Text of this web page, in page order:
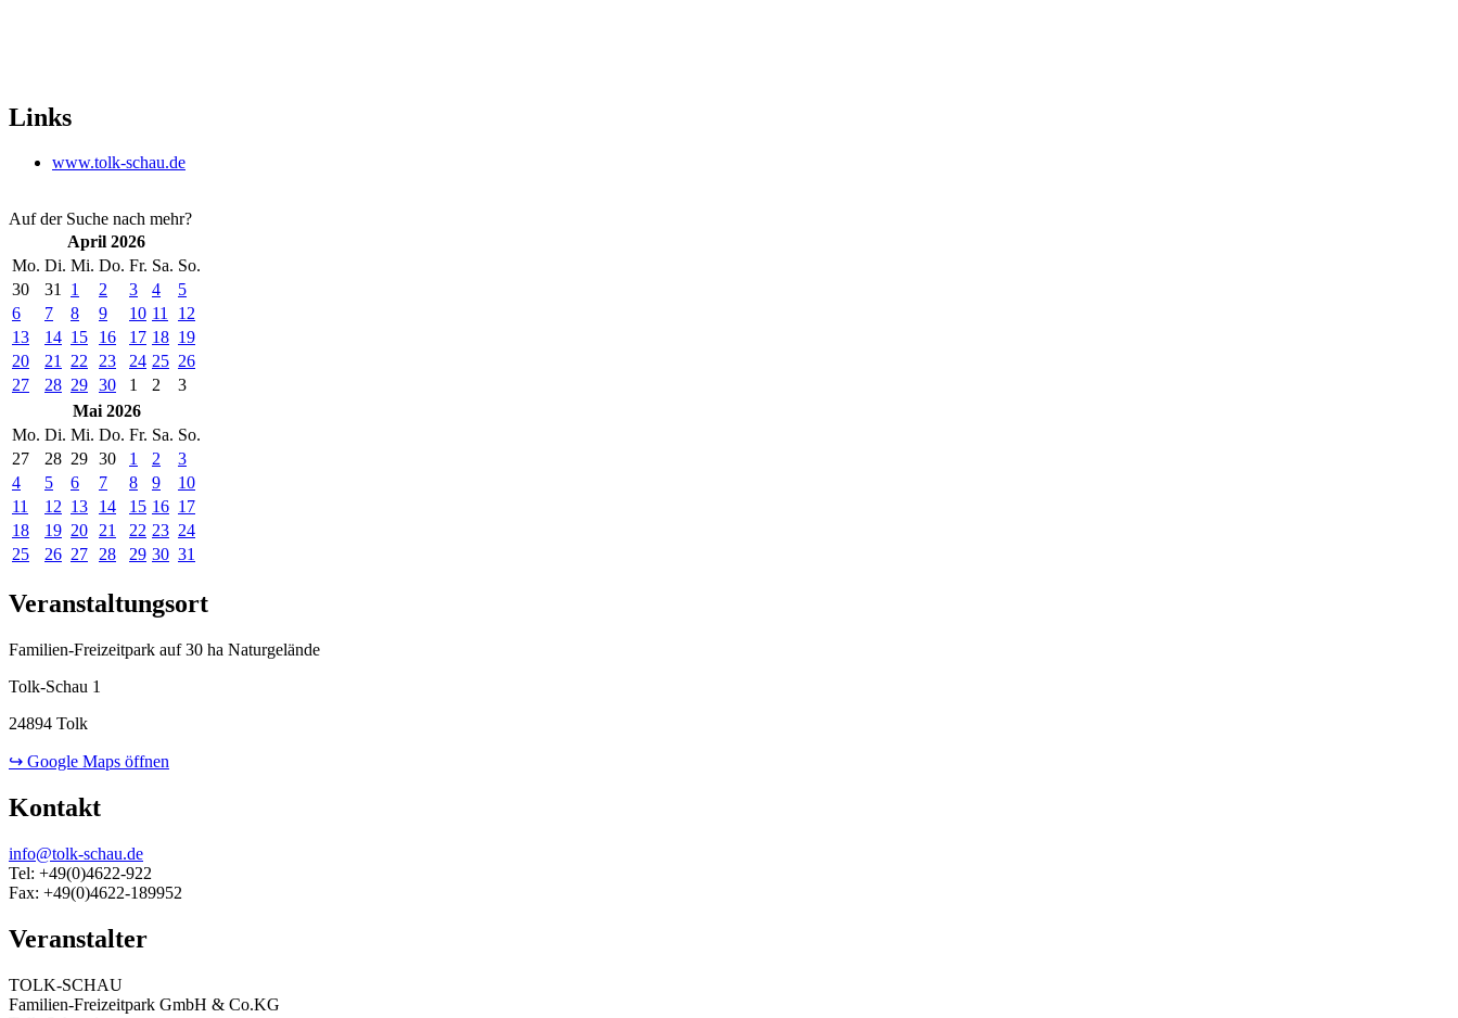
Links
www.tolk-schau.de
Auf der Suche nach mehr?
April 2026
Mo. Di. Mi. Do. Fr. Sa. So.
30
31 1 2 3 4
5
6
7 8 9 10 11
12
13
14 15 16 17 18 19
20
21 22 23 24 25 26
27
28 29 30 1 2
3
Mai 2026
Mo. Di. Mi. Do. Fr. Sa. So.
27
28 29 30 1 2
3
4
5 6 7 8 9
10
11
12 13 14 15 16 17
18
19 20 21 22 23 24
25
26 27 28 29 30 31
Veranstaltungsort
Familien-Freizeitpark auf 30 ha Naturgelände
Tolk-Schau 1
24894 Tolk
↪ Google Maps öffnen
Kontakt
info@tolk-schau.de
Tel: +49(0)4622-922
Fax: +49(0)4622-189952
Veranstalter
TOLK-SCHAU
Familien-Freizeitpark GmbH & Co.KG